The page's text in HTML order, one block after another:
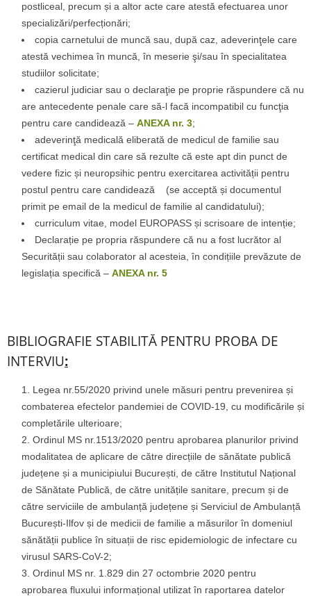
postliceal, precum și a altor acte care atestă efectuarea unor
specializări/perfecționări;
copia carnetului de muncă sau, după caz, adeverinţele care
atestă vechimea în muncă, în meserie şi/sau în specialitatea
studiilor solicitate;
cazierul judiciar sau o declaraţie pe proprie răspundere că nu
are antecedente penale care să-l facă incompatibil cu funcţia
pentru care candidează – ANEXA nr. 3;
adeverinţă medicală eliberată de medicul de familie sau
certificat medical din care să rezulte că este apt din punct de
vedere fizic și neuropsihic pentru exercitarea activității pentru
postul pentru care candidează (se acceptă și documentul
primit pe email de la medicul de familie al candidatului);
curriculum vitae, model EUROPASS și scrisoare de intenție;
Declarație pe propria răspundere că nu a fost lucrător al
Securității sau colaborator al acesteia, în condițiile prevăzute de
legislația specifică – ANEXA nr. 5
BIBLIOGRAFIE STABILITĂ PENTRU PROBA DE
INTERVIU:
Legea nr.55/2020 privind unele măsuri pentru prevenirea și
combaterea efectelor pandemiei de COVID-19, cu modificările și
completările ulterioare;
Ordinul MS nr.1513/2020 pentru aprobarea planurilor privind
modalitatea de aplicare de către direcțiile de sănătate publică
județene și a municipiului București, de către Institutul Național
de Sănătate Publică, de către unitățile sanitare, precum și de
către serviciile de ambulanță județene și Serviciul de Ambulanță
București-Ilfov și de medicii de familie a măsurilor în domeniul
sănătății publice în situații de risc epidemiologic de infectare cu
virusul SARS-CoV-2;
Ordinul MS nr. 1.829 din 27 octombrie 2020 pentru
aprobarea fluxului informațional utilizat în raportarea datelor